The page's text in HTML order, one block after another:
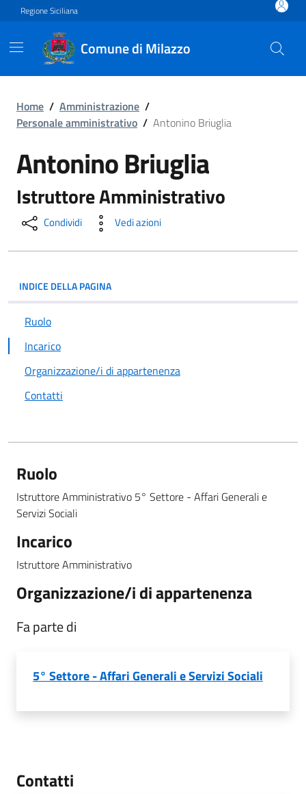
Vai ai contenuti
Vai al footer
Regione Siciliana
Comune di Milazzo
Antonino Briuglia
Home / Amministrazione /
Personale amministrativo / Antonino Briuglia
Antonino Briuglia
Istruttore Amministrativo
Condividi Vedi azioni
INDICE DELLA PAGINA
Ruolo
Incarico
Organizzazione/i di appartenenza
Contatti
Ruolo
Istruttore Amministrativo 5° Settore - Affari Generali e
Servizi Sociali
Incarico
Istruttore Amministrativo
Organizzazione/i di appartenenza
Fa parte di
5° Settore - Affari Generali e Servizi Sociali
Contatti